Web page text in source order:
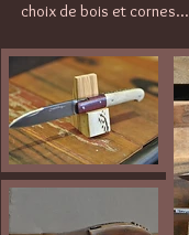
choix de bois et cornes...